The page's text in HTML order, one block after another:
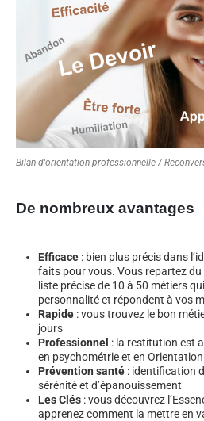
Bilan d'orientation professionnelle /
De nombreux avantages
Efficace : bien plus précis dans
faits pour vous. Vous repartez
liste précise de 10 à 50 métiers
personnalité et répondent à vos
Rapide : vous trouvez le bon
jours
Professionnel : la restitution est
en psychométrie et en
Prévention santé : identification
sérénité et d’épanouissement
Les Clés : vous découvrez
apprenez comment la mettre en